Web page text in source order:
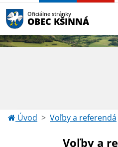
Oficiálne stránky
OBEC KŠINNÁ
Úvod Voľby a referendá
Voľby a